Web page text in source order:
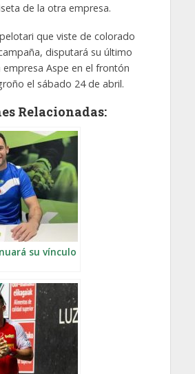
de la otra empresa.
que viste de colorado
disputará su último
Aspe en el frontón
el sábado 24 de abril.
Relacionadas:
su vínculo